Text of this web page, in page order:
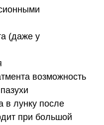
(даже у
возможность
в лунку после
при большой